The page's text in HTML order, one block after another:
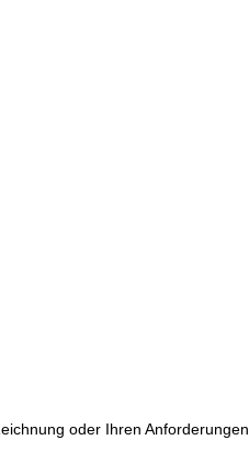
oder Ihren Anforderungen